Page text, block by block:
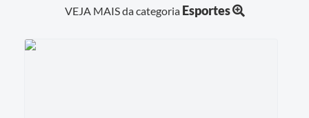
VEJA MAIS da categoria Esportes